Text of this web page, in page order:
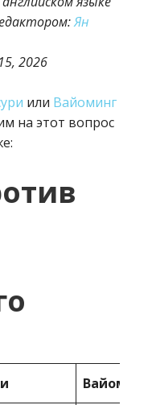
Ян
2026
или Вайоминг
на этот вопрос
Вайоминг